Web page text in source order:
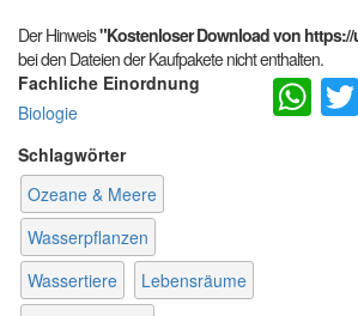
Der Hinweis"Kostenloser Download von
bei den Dateien der Kaufpakete nicht enthalten.
Fachliche Einordnung
Biologie
Schlagwörter
Ozeane & Meere
Wasserpflanzen
Wassertiere
Lebensräume